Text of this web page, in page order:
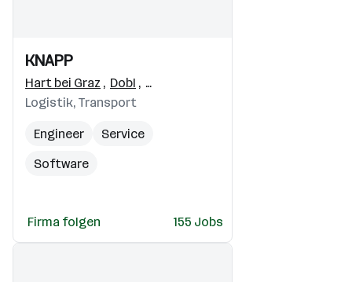
Videos
Einblicke
Einblicke
KNAPP
Hart bei Graz , Dobl , Raaba-Grambach
Logistik, Transport
Engineer
Service
Software
Mechanical Engineer
Firma folgen 155 Jobs